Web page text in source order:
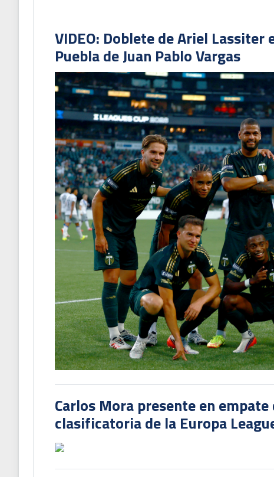
VIDEO: Doblete de Ariel
Puebla de Juan Pablo Vargas
Carlos Mora presente en
clasificatoria de la Europa